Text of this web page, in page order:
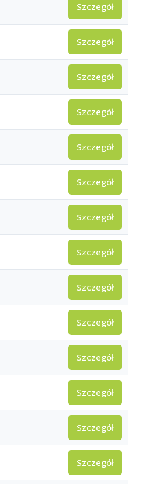
Szczegół
Szczegół
Szczegół
Szczegół
Szczegół
Szczegół
Szczegół
Szczegół
Szczegół
Szczegół
Szczegół
Szczegół
Szczegół
Szczegół